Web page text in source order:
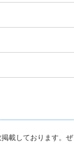
載しております。ぜ